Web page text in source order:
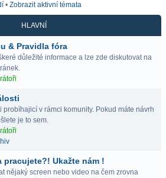
• Zobrazit aktivní témata
HLAVNÍ
& Pravidla fóra
důležité informace a lze zde diskutovat na
probíhajicí v rámci komunity. Pokud máte návrh
je to sem.
pracujete?! Ukažte nám !
nějaký screen nebo video na čem zrovna